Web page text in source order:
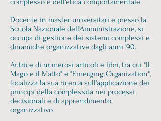
Docente in master universitari e presso la
Scuola Nazionale dell'Amministrazione, si
occupa di gestione dei sistemi complessi e
dinamiche organizzative dagli anni '90.
Autrice di numerosi articoli e libri, tra cui "Il
Mago e il Matto" e "Emerging Organization",
focalizza la sua ricerca sull'applicazione dei
principi della complessità nei processi
decisionali e di apprendimento
organizzativo.​